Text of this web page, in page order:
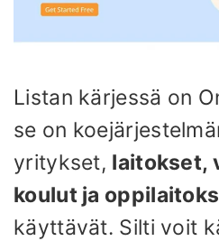
Listan kärjessä on
se on
yritykset, laitokset,
koulut ja
käyttävät. Silti voit